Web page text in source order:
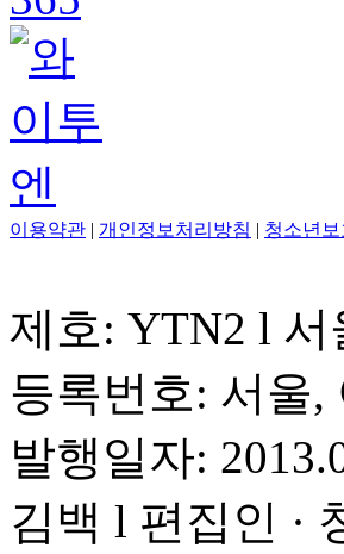
이용약관 개인정보처리방침 청소년보
제호: YTN2 l
등록번호: 서울,
발행일자:
김백 l 편집인 ·